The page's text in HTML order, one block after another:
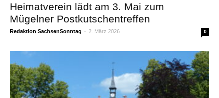
Heimatverein lädt am 3. Mai zum
Mügelner Postkutschentreffen
Redaktion SachsenSonntag - 2. März 2026 0